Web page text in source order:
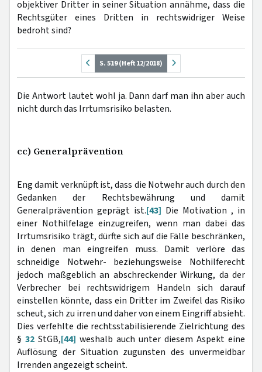
objektiver Dritter in seiner Situation annähme, dass die
Rechtsgüter eines Dritten in rechtswidriger Weise
bedroht sind?
S. 519 (Heft 12/2018)
Die Antwort lautet wohl ja. Dann darf man ihn aber auch
nicht durch das Irrtumsrisiko belasten.
cc) Generalprävention
Eng damit verknüpft ist, dass die Notwehr auch durch den
Gedanken der Rechtsbewährung und damit
Generalprävention geprägt ist.[43] Die Motivation , in
einer Nothilfelage einzugreifen, wenn man dabei das
Irrtumsrisiko trägt, dürfte sich auf die Fälle beschränken,
in denen man eingreifen muss. Damit verlöre das
schneidige Notwehr- beziehungsweise Nothilferecht
jedoch maßgeblich an abschreckender Wirkung, da der
Verbrecher bei rechtswidrigem Handeln sich darauf
einstellen könnte, dass ein Dritter im Zweifel das Risiko
scheut, sich zu irren und daher von einem Eingriff absieht.
Dies verfehlte die rechtsstabilisierende Zielrichtung des
§ 32 StGB,[44] weshalb auch unter diesem Aspekt eine
Auflösung der Situation zugunsten des unvermeidbar
Irrenden angezeigt scheint.